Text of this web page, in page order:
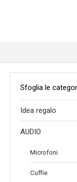
Sfoglia le
Idea regalo
AUDIO
Microfoni
Cuffie